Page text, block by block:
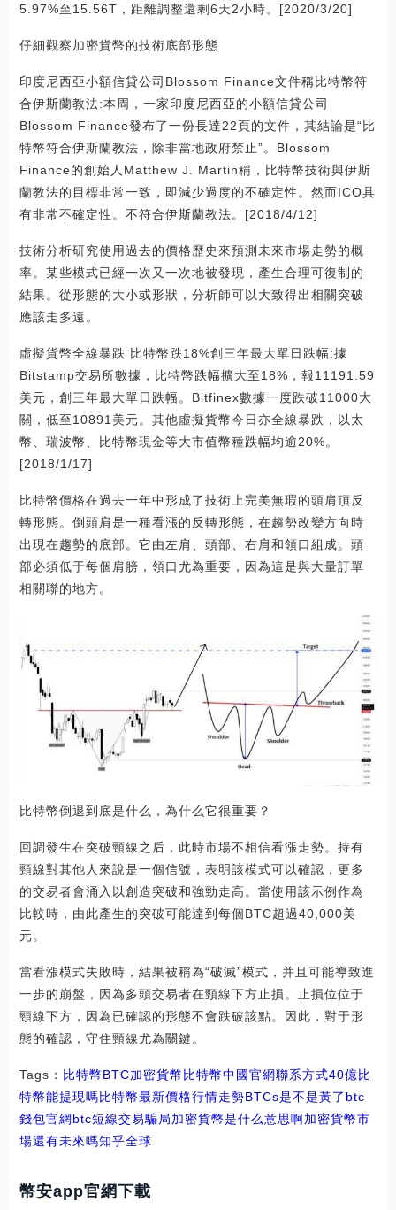
5.97%至15.56T，距離調整還剩6天2小時。[2020/3/20]
仔細觀察加密貨幣的技術底部形態
印度尼西亞小額信貸公司Blossom Finance文件稱比特幣符
合伊斯蘭教法:本周，一家印度尼西亞的小額信貸公司
Blossom Finance發布了一份長達22頁的文件，其結論是“比
特幣符合伊斯蘭教法，除非當地政府禁止”。Blossom
Finance的創始人Matthew J. Martin稱，比特幣技術與伊斯
蘭教法的目標非常一致，即減少過度的不確定性。然而ICO具
有非常不確定性。不符合伊斯蘭教法。[2018/4/12]
技術分析研究使用過去的價格歷史來預測未來市場走勢的概
率。某些模式已經一次又一次地被發現，產生合理可復制的
結果。從形態的大小或形狀，分析師可以大致得出相關突破
應該走多遠。
虛擬貨幣全線暴跌 比特幣跌18%創三年最大單日跌幅:據
Bitstamp交易所數據，比特幣跌幅擴大至18%，報11191.59
美元，創三年最大單日跌幅。Bitfinex數據一度跌破11000大
關，低至10891美元。其他虛擬貨幣今日亦全線暴跌，以太
幣、瑞波幣、比特幣現金等大市值幣種跌幅均逾20%。
[2018/1/17]
比特幣價格在過去一年中形成了技術上完美無瑕的頭肩頂反
轉形態。倒頭肩是一種看漲的反轉形態，在趨勢改變方向時
出現在趨勢的底部。它由左肩、頭部、右肩和領口組成。頭
部必須低于每個肩膀，領口尤為重要，因為這是與大量訂單
相關聯的地方。
比特幣倒退到底是什么，為什么它很重要？
回調發生在突破頸線之后，此時市場不相信看漲走勢。持有
頸線對其他人來說是一個信號，表明該模式可以確認，更多
的交易者會涌入以創造突破和強勁走高。當使用該示例作為
比較時，由此產生的突破可能達到每個BTC超過40,000美
元。
當看漲模式失敗時，結果被稱為“破滅”模式，并且可能導致進
一步的崩盤，因為多頭交易者在頸線下方止損。止損位位于
頸線下方，因為已確認的形態不會跌破該點。因此，對于形
態的確認，守住頸線尤為關鍵。
Tags： 比特幣BTC加密貨幣比特幣中國官網聯系方式40億比
特幣能提現嗎比特幣最新價格行情走勢BTCs是不是黃了 btc
錢包官網btc短線交易騙局加密貨幣是什么意思啊加密貨幣市
場還有未來嗎知乎全球
幣安app官網下載